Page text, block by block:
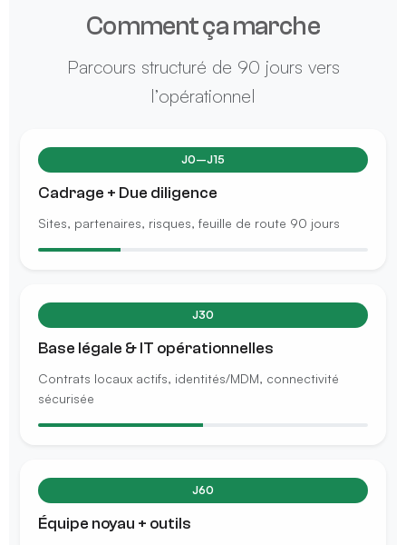
Comment ça marche
Parcours structuré de 90 jours vers
l’opérationnel
J0–J15
Cadrage + Due diligence
Sites, partenaires, risques, feuille de route 90 jours
J30
Base légale & IT opérationnelles
Contrats locaux actifs, identités/MDM, connectivité
sécurisée
J60
Équipe noyau + outils